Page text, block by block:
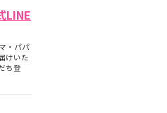
LINE
・パパ
けいた
ち登